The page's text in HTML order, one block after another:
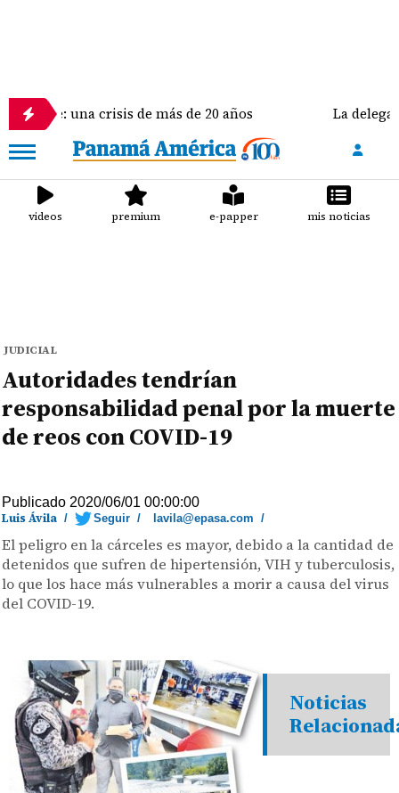
crisis de más de 20 años La delegación de
videos premium e-papper mis noticias
JUDICIAL
Autoridades tendrían
responsabilidad penal por la muerte
de reos con COVID-19
Publicado 2020/06/01 00:00:00
Luis Ávila / Seguir / lavila@epasa.com /
El peligro en la cárceles es mayor, debido a la cantidad de
detenidos que sufren de hipertensión, VIH y tuberculosis,
lo que los hace más vulnerables a morir a causa del virus
del COVID-19.
Noticias